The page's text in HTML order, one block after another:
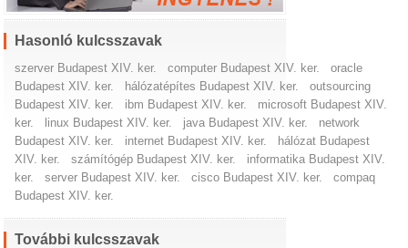
Hasonló kulcsszavak
szerver Budapest XIV. ker. computer Budapest XIV. ker.
oracle
Budapest XIV. ker.
hálózatépítes Budapest XIV. ker.
outsourcing
Budapest XIV. ker.
ibm Budapest XIV. ker.
microsoft Budapest XIV.
ker.
linux Budapest XIV. ker. java Budapest XIV. ker.
network
Budapest XIV. ker.
internet Budapest XIV. ker.
hálózat Budapest
XIV. ker.
számítógép Budapest XIV. ker.
informatika Budapest XIV.
ker.
server Budapest XIV. ker. cisco Budapest XIV. ker.
compaq
Budapest XIV. ker.
További kulcsszavak